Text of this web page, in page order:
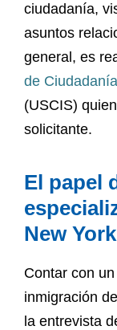
ciudadanía,
asuntos
general, es
de
(USCIS)
solicitante.
El papel
New York
Contar con
inmigración
la entrevista